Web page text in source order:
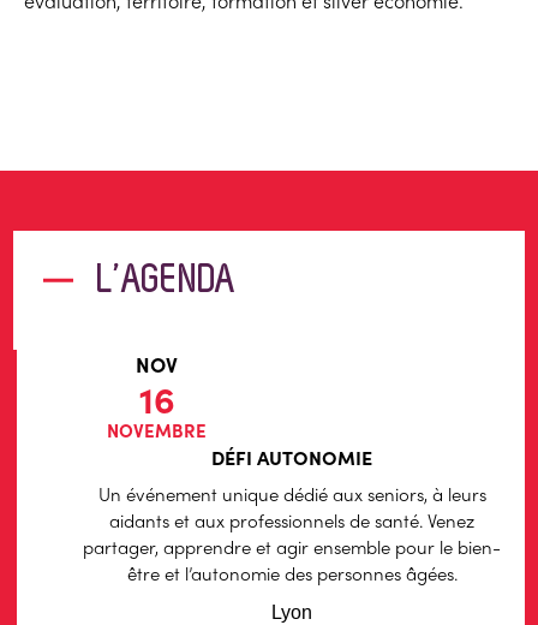
L’AGENDA
NOV
16
NOVEMBRE
DÉFI AUTONOMIE
Un événement unique dédié aux seniors, à leurs
aidants et aux professionnels de santé. Venez
partager, apprendre et agir ensemble pour le bien-
être et l’autonomie des personnes âgées.
Lyon